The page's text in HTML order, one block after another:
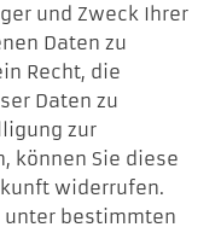
und Zweck Ihrer
Daten zu
Recht, die
Daten zu
zur
können Sie diese
widerrufen.
unter bestimmten